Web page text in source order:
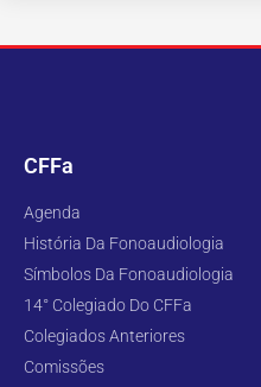
CFFa
Agenda
História Da Fonoaudiologia
Símbolos Da Fonoaudiologia
14° Colegiado Do CFFa
Colegiados Anteriores
Comissões